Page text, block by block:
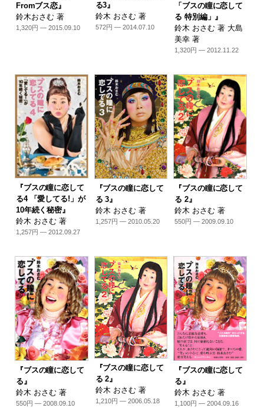
Fromブス恋』
鈴木おさむ 著
1,320円 — 2015.09.10
る3』
鈴木 おさむ 著
572円 — 2014.07.10
「ブスの瞳に恋して
る 特別編」』
鈴木 おさむ 著 大島
美幸 著
1,320円 — 2012.11.22
『ブスの瞳に恋して
る4 「愛してる!」が
10年続く秘密』
鈴木 おさむ 著
1,257円 — 2012.09.27
『ブスの瞳に恋して
る 3』
鈴木 おさむ 著
1,257円 — 2010.05.20
『ブスの瞳に恋して
る 2』
鈴木 おさむ 著
550円 — 2009.09.10
『ブスの瞳に恋して
る』
鈴木 おさむ 著
550円 — 2008.09.10
『ブスの瞳に恋して
る 2』
鈴木 おさむ 著
1,210円 — 2006.05.18
『ブスの瞳に恋して
る』
鈴木 おさむ 著
1,100円 — 2004.09.16